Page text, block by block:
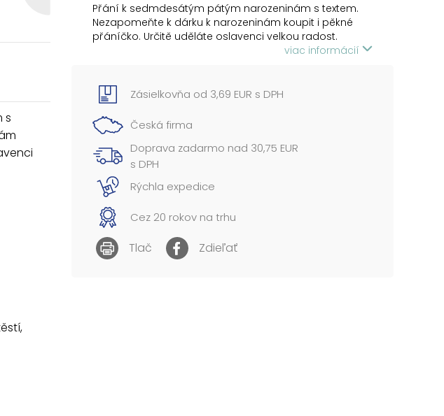
Přání k sedmdesátým pátým narozeninám s textem.
Nezapomeňte k dárku k narozeninám koupit i pěkné
přáníčko. Určitě uděláte oslavenci velkou radost.
Srdečné BLAHOPŘÁNÍ pro Tebe 75
Text uvnitř přání:
Přejeme, co za peníze není mání, hodně štěstí, zdraví a
hlavně splněná Přání..
Rozměr: 114 X 190 mm
Papír: pohlednicový karton 240 g
Přání je baleno v sáčku, součástí balení je i dopisní
obálka...
viac informácií
s
Zásielkovňa od 3,69 EUR s DPH
Česká firma
Doprava zadarmo nad 30,75 EUR
s DPH
Rýchla expedice
Cez 20 rokov na trhu
Tlač Zdieľať